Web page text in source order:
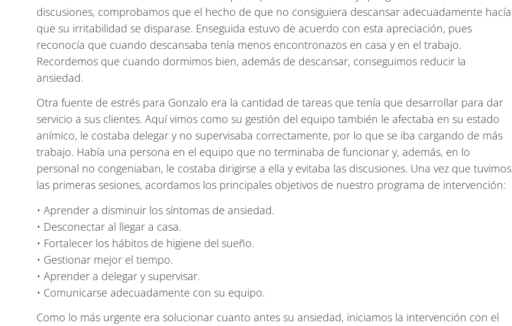
discusiones, comprobamos que el hecho de que no consiguiera descansar adecuadamente hacía
que su irritabilidad se disparase. Enseguida estuvo de acuerdo con esta apreciación, pues
reconocía que cuando descansaba tenía menos encontronazos en casa y en el trabajo.
Recordemos que cuando dormimos bien, además de descansar, conseguimos reducir la
ansiedad.
Otra fuente de estrés para Gonzalo era la cantidad de tareas que tenía que desarrollar para dar
servicio a sus clientes. Aquí vimos como su gestión del equipo también le afectaba en su estado
anímico, le costaba delegar y no supervisaba correctamente, por lo que se iba cargando de más
trabajo. Había una persona en el equipo que no terminaba de funcionar y, además, en lo
personal no congeniaban, le costaba dirigirse a ella y evitaba las discusiones. Una vez que tuvimos
las primeras sesiones, acordamos los principales objetivos de nuestro programa de intervención:
• Aprender a disminuir los síntomas de ansiedad.
• Desconectar al llegar a casa.
• Fortalecer los hábitos de higiene del sueño.
• Gestionar mejor el tiempo.
• Aprender a delegar y supervisar.
• Comunicarse adecuadamente con su equipo.
Como lo más urgente era solucionar cuanto antes su ansiedad, iniciamos la intervención con el